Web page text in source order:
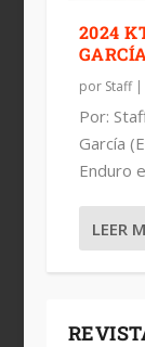
2024
por Staff|
Por:
García
Enduro
LEER